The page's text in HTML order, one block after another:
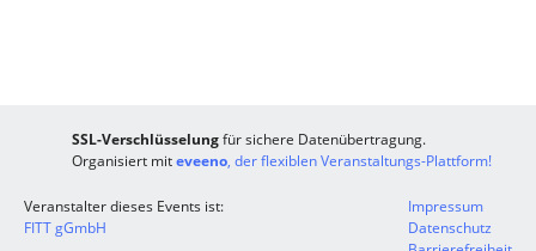
SSL-Verschlüsselungfür sichere Datenübertragung.
Organisiert miteveeno, der flexiblen Veranstaltungs-Plattform!
Veranstalter dieses Events ist:
FITT gGmbH
Impressum
Datenschutz